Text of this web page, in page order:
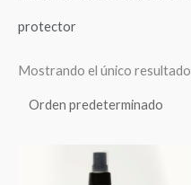
protector
Mostrando el único resultado